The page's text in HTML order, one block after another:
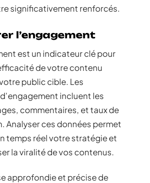
significativement renforcés.
l’engagement
est un indicateur clé pour
de votre contenu
public cible. Les
incluent les
commentaires, et taux de
Analyser ces données permet
temps réel votre stratégie et
la viralité de vos contenus.
approfondie et précise de